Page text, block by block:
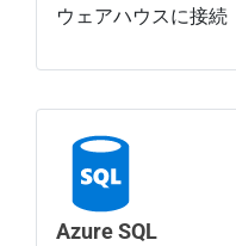
ウェアハウスに接続
Azure SQL